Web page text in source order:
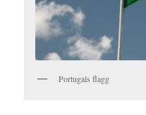
Portugals flagg